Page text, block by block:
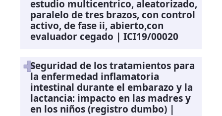
estudio multicentrico, aleatorizado,
paralelo de tres brazos, con control
activo, de fase ii, abierto,con
evaluador cegado | ICI19/00020
Seguridad de los tratamientos para
la enfermedad inflamatoria
intestinal durante el embarazo y la
lactancia: impacto en las madres y
en los niños (registro dumbo) |